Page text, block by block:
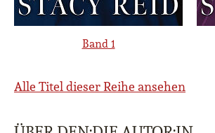
Band 1
Alle Titel dieser Reihe ansehen